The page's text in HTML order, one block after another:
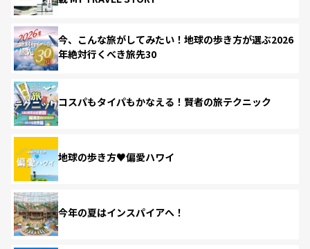
今、こんな旅がしてみたい！地球の歩き方が選ぶ2026
年絶対行くべき旅先30
コスパもタイパもかなえる！賢者の旅テクニック
地球の歩き方♥偏愛ハワイ
今年の夏はインスパイアへ！